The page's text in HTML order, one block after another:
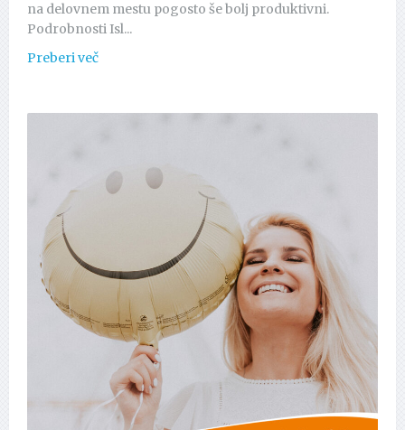
na delovnem mestu pogosto še bolj produktivni.
Podrobnosti Isl...
Preberi več